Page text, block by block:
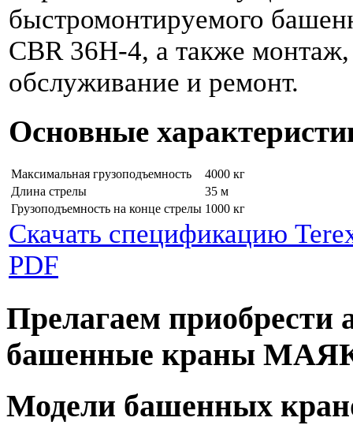
быстромонтируемого
CBR 36H-4, а также
обслуживание и ремонт.
Основные
Максимальная грузоподъемность
4000 кг
Длина стрелы
35 м
Грузоподъемность на конце стрелы 1000 кг
Скачать спецификацию
PDF
Прелагаем приобрести
башенные краны
Модели башенных